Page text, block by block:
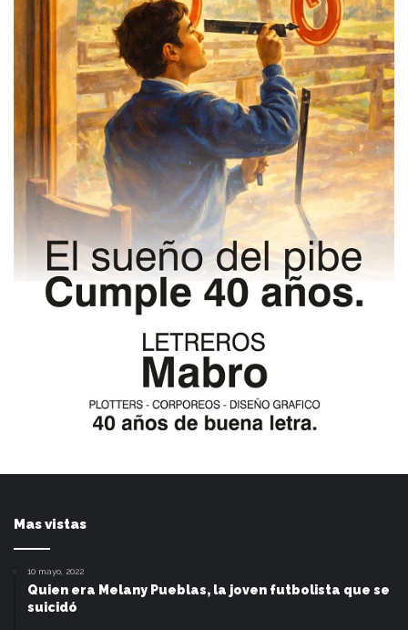
Mas vistas
10 mayo, 2022
Quien era Melany Pueblas, la joven futbolista que se
suicidó